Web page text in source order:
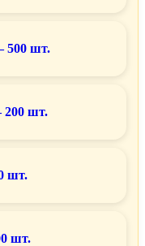
500 шт.
200 шт.
шт.
шт.